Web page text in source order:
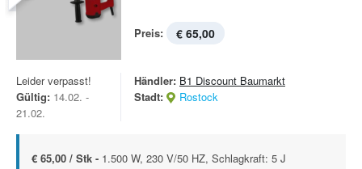
Preis: € 65,00
Leider verpasst!
Gültig: 14.02. -
21.02.
Händler: B1 Discount Baumarkt
Stadt:
Rostock
€ 65,00 / Stk - 1.500 W, 230 V/50 HZ, Schlagkraft: 5 J